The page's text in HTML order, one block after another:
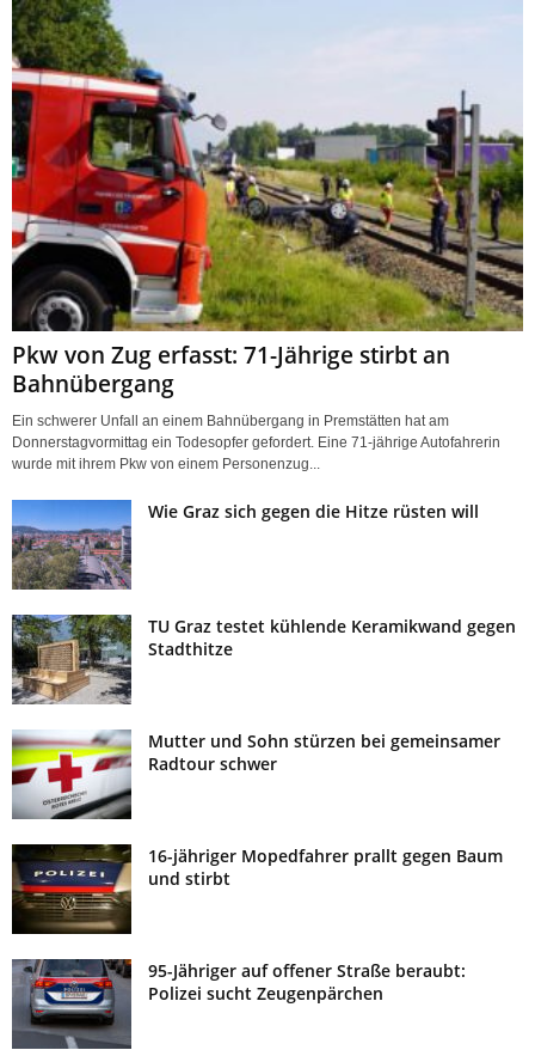
Pkw von Zug erfasst: 71-Jährige stirbt an
Bahnübergang
Ein schwerer Unfall an einem Bahnübergang in Premstätten hat am
Donnerstagvormittag ein Todesopfer gefordert. Eine 71-jährige Autofahrerin
wurde mit ihrem Pkw von einem Personenzug...
Wie Graz sich gegen die Hitze rüsten will
TU Graz testet kühlende Keramikwand gegen
Stadthitze
Mutter und Sohn stürzen bei gemeinsamer
Radtour schwer
16-jähriger Mopedfahrer prallt gegen Baum
und stirbt
95-Jähriger auf offener Straße beraubt:
Polizei sucht Zeugenpärchen